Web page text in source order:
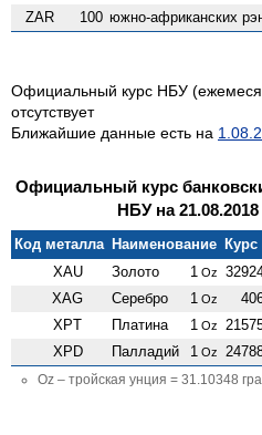
ZAR 100 южно-африканских
Официальный курс НБУ
отсутствует
Ближайшие данные есть на
Официальный курс
НБУ на 21.08.2018
Код металла Наименование Курс
XAU
Золото 1 Oz
XAG Серебро 1 Oz
XPT Платина 1 Oz
XPD Палладий 1 Oz
Oz – тройская унция = 31.10348